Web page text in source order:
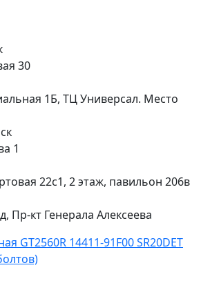
30
1Б, ТЦ Универсал. Место
1
22с1, 2 этаж, павильон 206в
Пр-кт Генерала Алексеева
GT2560R 14411-91F00 SR20DET